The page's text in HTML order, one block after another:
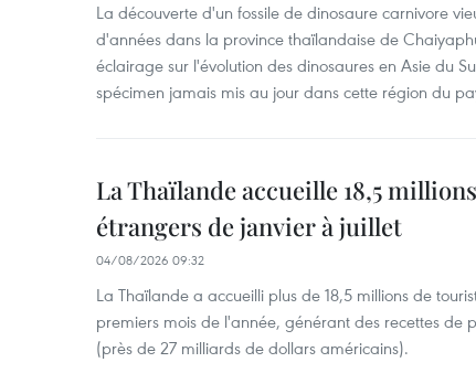
La découverte d'un fossile de dinosaure carnivore
d'années dans la province thaïlandaise de
éclairage sur l'évolution des dinosaures en Asie du
spécimen jamais mis au jour dans cette région du
La Thaïlande accueille 18,5
étrangers de janvier à juillet
04/08/2026 09:32
La Thaïlande a accueilli plus de 18,5 millions de
premiers mois de l'année, générant des recettes de
(près de 27 milliards de dollars américains).